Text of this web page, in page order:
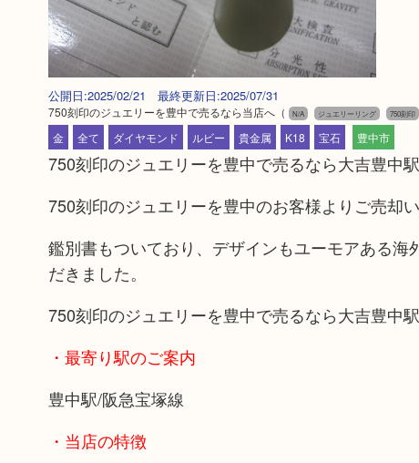
公開日:2025/02/21 最終更新日:2025/07/31
750刻印のジュエリーを豊中で売るなら当店へ（ N/A ジュエリーリング 750刻印
金
全て ダイヤモンド ルビー 貴金属 K18 宝石 豊中市
750刻印のジュエリーを豊中で売るなら大吉豊中
750刻印のジュエリーを豊中のお客様よりご売却い
鑑別書もついており、デザインもユーモアある
だきました。
750刻印のジュエリーを豊中で売るなら大吉豊中
・最寄り駅のご案内
豊中駅/阪急宝塚線
・当店の特徴